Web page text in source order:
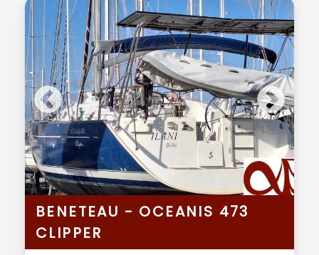
BENETEAU - OCEANIS 473
CLIPPER